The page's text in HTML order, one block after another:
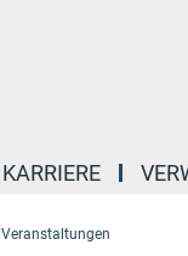
KARRIERE
Veranstaltungen